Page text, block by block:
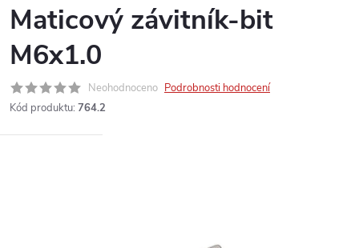
Maticový závitník-bit
M6x1.0
Neohodnoceno Podrobnosti hodnocení
Kód produktu: 764.2